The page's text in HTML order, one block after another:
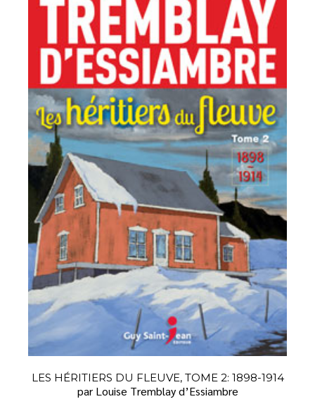
LES HÉRITIERS DU FLEUVE, TOME 2: 1898-1914
par Louise Tremblay d’Essiambre